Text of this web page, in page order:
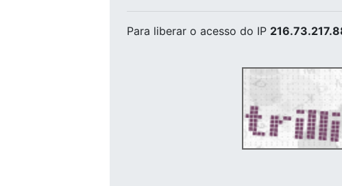
Para liberar o acesso do IP